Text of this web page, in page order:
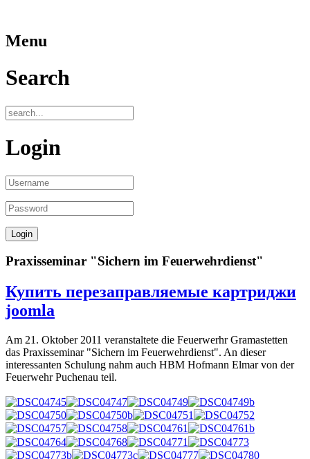
Menu
Search
Login
Praxisseminar "Sichern im Feuerwehrdienst"
Купить перезаправляемые картриджи
joomla
Am 21. Oktober 2011 veranstaltete die Feuerwerhr Gramastetten
das Praxisseminar "Sichern im Feuerwehrdienst". An dieser
interessanten Schulung nahm auch HBM Hofmann Elmar von der
Feuerwehr Puchenau teil.